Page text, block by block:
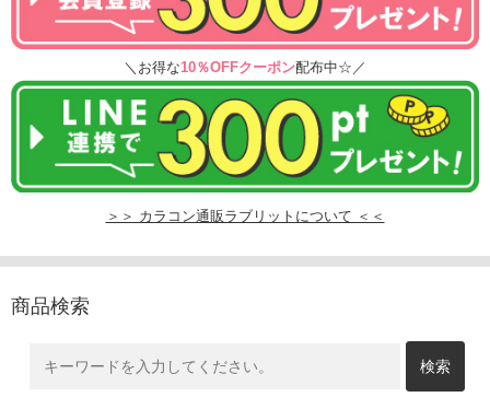
＼お得な10％OFFクーポン配布中☆／
＞＞ カラコン通販ラブリットについて ＜＜
商品検索